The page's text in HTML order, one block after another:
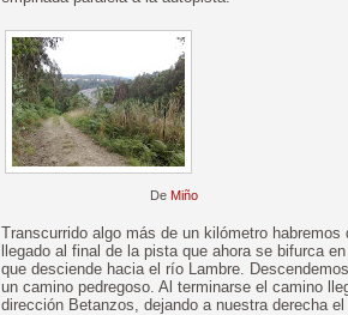
De Miño
Transcurrido algo más de un kilómetro
llegado al final de la pista que ahora se bifurca
que desciende hacia el río Lambre.
un camino pedregoso. Al terminarse el camino
dirección Betanzos, dejando a nuestra derecha el